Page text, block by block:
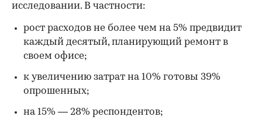
исследовании. В частности:
рост расходов не более чем на 5% предвидит
каждый десятый, планирующий ремонт в
своем офисе;
к увеличению затрат на 10% готовы 39%
опрошенных;
на 15% — 28% респондентов;